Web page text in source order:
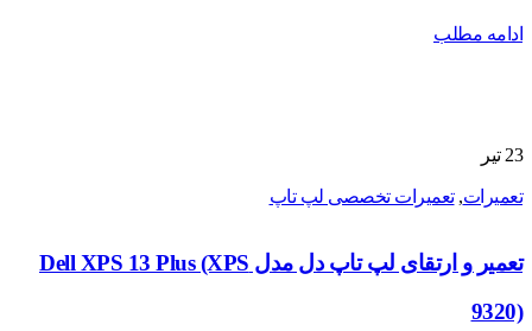
ادامه مطلب
23 تیر
تعمیرات,تعمیرات تخصصی لپ تاپ
تعمیر و ارتقای لپ تاپ دل مدل Dell XPS 13 Plus (XPS
9320)